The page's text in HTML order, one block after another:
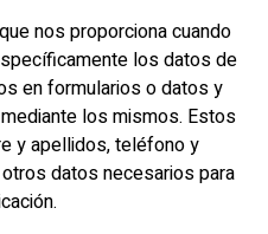
nos proporciona cuando
los datos de
en formularios o datos y
los mismos. Estos
y apellidos, teléfono y
datos necesarios para